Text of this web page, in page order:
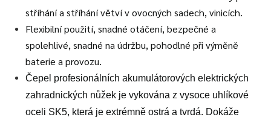
stříhání a stříhání větví v ovocných sadech, vinicích.
Flexibilní použití, snadné otáčení, bezpečné a
spolehlivé, snadné na údržbu, pohodlné při výměně
baterie a provozu.
Čepel profesionálních akumulátorových elektrických
zahradnických nůžek je vykována z vysoce uhlíkové
oceli SK5, která je extrémně ostrá a tvrdá. Dokáže